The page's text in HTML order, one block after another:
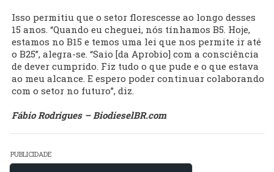
Isso permitiu que o setor florescesse ao longo desses
15 anos. “Quando eu cheguei, nós tínhamos B5. Hoje,
estamos no B15 e temos uma lei que nos permite ir até
o B25”, alegra-se. “Saio [da Aprobio] com a consciência
de dever cumprido. Fiz tudo o que pude e o que estava
ao meu alcance. E espero poder continuar colaborando
com o setor no futuro”, diz.
Fábio Rodrigues – BiodieselBR.com
PUBLICIDADE